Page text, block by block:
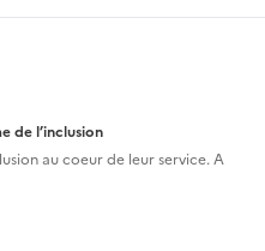
de l’inclusion
aucoeur de leur service. A